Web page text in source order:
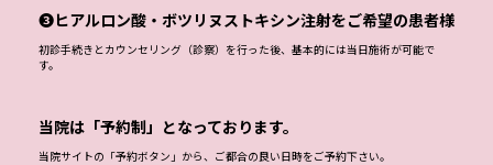
❸ヒアルロン酸・ボツリヌストキシン注射をご希望の患者様
初診手続きとカウンセリング（診察）を行った後、基本的には当日施術が可能で
す。
当院は「予約制」となっております。
当院サイトの「予約ボタン」から、ご都合の良い日時をご予約下さい。